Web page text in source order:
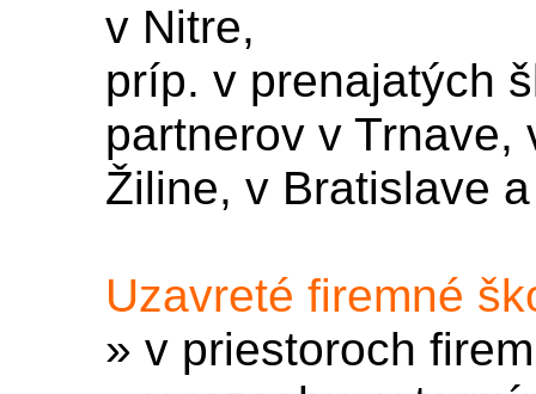
v Nitre,
príp. v prenajatých
partnerov v
Žiline, v Bratislave
Uzavreté firemné
» v priestoroch